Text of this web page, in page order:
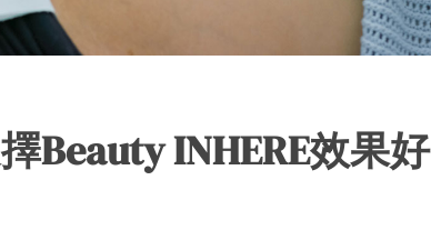
Beauty INHERE效果好